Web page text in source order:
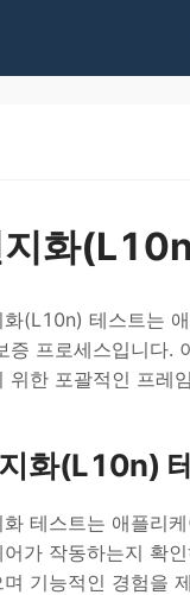
화
화(L10n) 테스트는
증 프로세스입니다.
위한 포괄적인 프레
화(L10n)
화 테스트는 애플리
어가 작동하는지 확
며 기능적인 경험을